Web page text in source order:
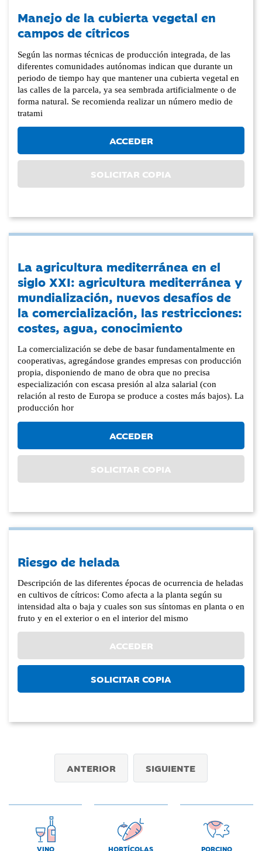
Manejo de la cubierta vegetal en
campos de cítricos
Según las normas técnicas de producción integrada, de las
diferentes comunidades autónomas indican que durante un
periodo de tiempo hay que mantener una cubierta vegetal en
las calles de la parcela, ya sea sembrada artificialmente o de
forma natural. Se recomienda realizar un número medio de
tratami
ACCEDER
SOLICITAR COPIA
La agricultura mediterránea en el
siglo XXI: agricultura mediterránea y
mundialización, nuevos desafíos de
la comercialización, las restricciones:
costes, agua, conocimiento
La comercialización se debe de basar fundamentalmente en
cooperativas, agregándose grandes empresas con producción
propia, disponiendo de mano de obra que no precisa
especialización con escasa presión al alza salarial (con
relación al resto de Europa se produce a costes más bajos). La
producción hor
ACCEDER
SOLICITAR COPIA
Riesgo de helada
Descripción de las diferentes épocas de ocurrencia de heladas
en cultivos de cítricos: Como afecta a la planta según su
intensidad alta o baja y cuales son sus síntomas en planta o en
fruto y en el exterior o en el interior del mismo
ACCEDER
SOLICITAR COPIA
ANTERIOR SIGUIENTE
VINO HORTÍCOLAS PORCINO